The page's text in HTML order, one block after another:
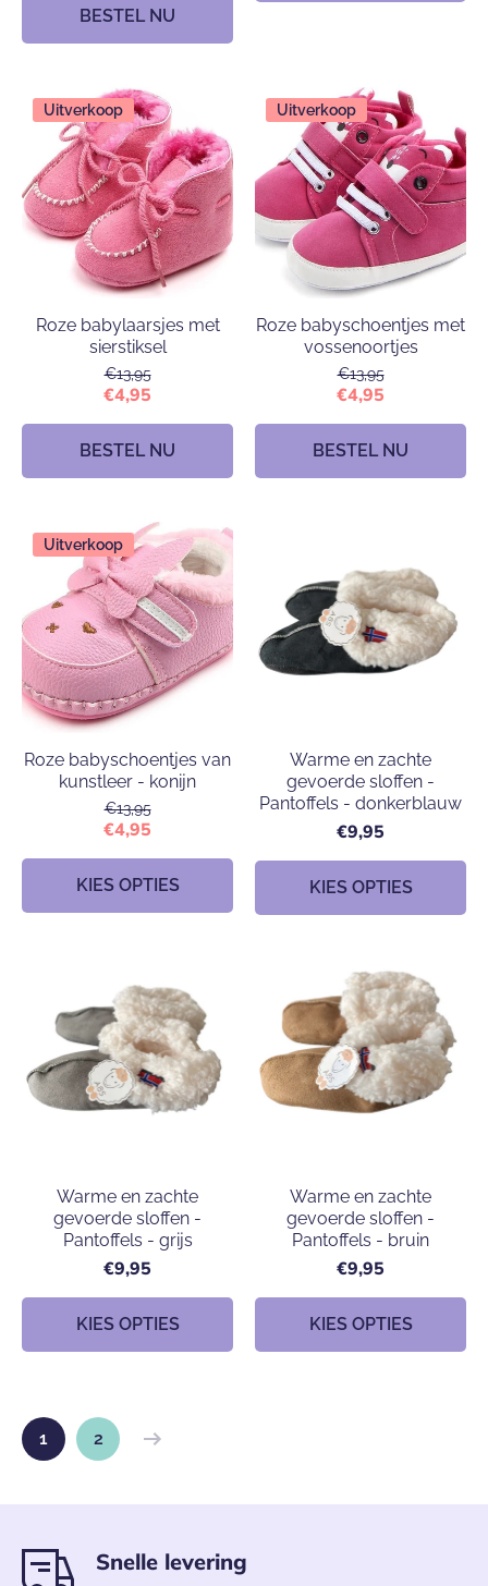
BESTEL NU
Uitverkoop
Roze babylaarsjes met
sierstiksel
€13,95
€4,95
BESTEL NU
Uitverkoop
Roze babyschoentjes met
vossenoortjes
€13,95
€4,95
BESTEL NU
Uitverkoop
Roze babyschoentjes van
kunstleer - konijn
€13,95
€4,95
KIES OPTIES
Warme en zachte
gevoerde sloffen -
Pantoffels - donkerblauw
€9,95
KIES OPTIES
Warme en zachte
gevoerde sloffen -
Pantoffels - grijs
€9,95
KIES OPTIES
Warme en zachte
gevoerde sloffen -
Pantoffels - bruin
€9,95
KIES OPTIES
1 2
Snelle levering